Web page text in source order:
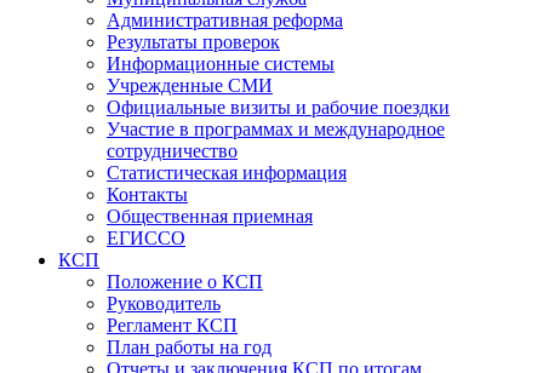
Административная реформа
Результаты проверок
Информационные системы
Учрежденные СМИ
Официальные визиты и рабочие поездки
Участие в программах и международное
сотрудничество
Статистическая информация
Контакты
Общественная приемная
ЕГИССО
КСП
Положение о КСП
Руководитель
Регламент КСП
План работы на год
Отчеты и заключения КСП по итогам